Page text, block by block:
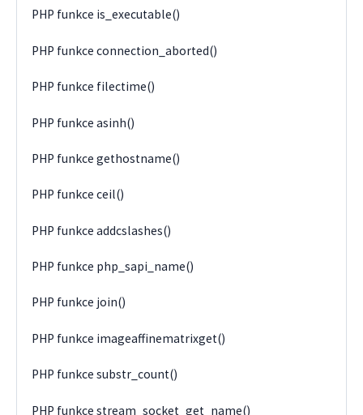
PHP funkce is_executable()
PHP funkce connection_aborted()
PHP funkce filectime()
PHP funkce asinh()
PHP funkce gethostname()
PHP funkce ceil()
PHP funkce addcslashes()
PHP funkce php_sapi_name()
PHP funkce join()
PHP funkce imageaffinematrixget()
PHP funkce substr_count()
PHP funkce stream_socket_get_name()